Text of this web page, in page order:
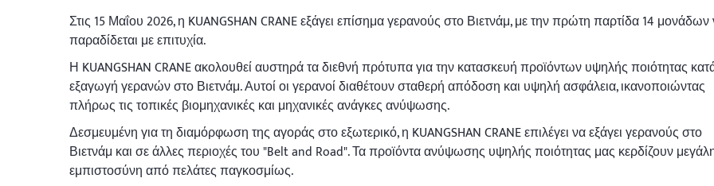
Στις 15 Μαΐου 2026, η KUANGSHAN CRANE εξάγει επίσημα γερανούς στο Βιετνάμ, με την πρώτη παρτίδα 14 μονάδων
παραδίδεται με επιτυχία.
Η KUANGSHAN CRANE ακολουθεί αυστηρά τα διεθνή πρότυπα για την κατασκευή προϊόντων υψηλής ποιότητας
εξαγωγή γερανών στο Βιετνάμ. Αυτοί οι γερανοί διαθέτουν σταθερή απόδοση και υψηλή ασφάλεια, ικανοποιώντας
πλήρως τις τοπικές βιομηχανικές και μηχανικές ανάγκες ανύψωσης.
Δεσμευμένη για τη διαμόρφωση της αγοράς στο εξωτερικό, η KUANGSHAN CRANE επιλέγει να εξάγει γερανούς στο
Βιετνάμ και σε άλλες περιοχές του "Belt and Road". Τα προϊόντα ανύψωσης υψηλής ποιότητας μας κερδίζουν
εμπιστοσύνη από πελάτες παγκοσμίως.